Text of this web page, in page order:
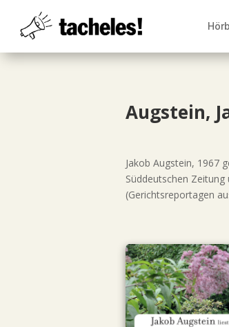
Augstein,
Jakob Augstein, 1967
Süddeutschen Zeitung
(Gerichtsreportagen